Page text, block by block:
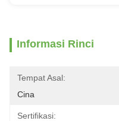
Informasi Rinci
Tempat Asal:
Cina
Sertifikasi: